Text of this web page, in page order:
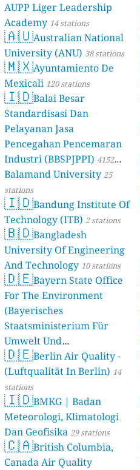
AUPP Liger Leadership
Academy 14 stations
🇦🇺Australian National
University (ANU) 38 stations
🇲🇽Ayuntamiento De
Mexicali 120 stations
🇮🇩Balai Besar
Standardisasi Dan
Pelayanan Jasa
Pencegahan Pencemaran
Industri (BBSPJPPI) 4152
stations
Balamand University25
stations
🇮🇩Bandung Institute Of
Technology (ITB) 2 stations
🇧🇩Bangladesh
University Of Engineering
And Technology 10 stations
🇩🇪Bayern State Office
For The Environment
(Bayerisches
Staatsministerium Für
Umwelt Und
Verbraucherschutz) - LfU
46 stations
🇩🇪Berlin Air Quality -
(Luftqualität In Berlin) 14
stations
🇮🇩BMKG | Badan
Meteorologi, Klimatologi
Dan Geofisika 29 stations
🇨🇦British Columbia,
Canada Air Quality